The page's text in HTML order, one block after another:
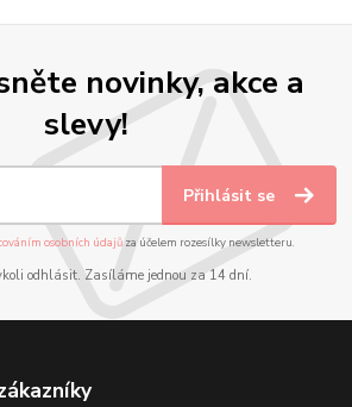
novinky, akce a
slevy!
Přihlásit se
osobních údajůza účelem rozesílky newsletteru.
odhlásit. Zasíláme jednou za 14 dní.